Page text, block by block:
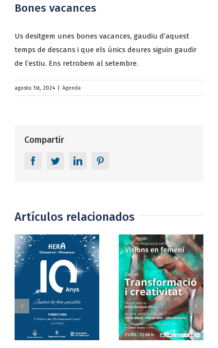
Bones vacances
Us desitgem unes bones vacances, gaudiu d’aquest
temps de descans i que els únics deures siguin gaudir
de l’estiu. Ens retrobem al setembre.
agosto 1st, 2024 Agenda
Compartir
FacebookTwitterLinkedIn
Artículos relacionados